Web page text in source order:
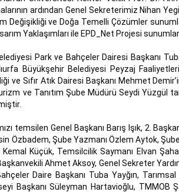
ardından Genel Sekreterimiz Nihan
Değişikliği ve Doğa Temelli Çözümler
Yaklaşımları ile EPD_Net Projesi
Park ve Bahçeler Dairesi Başkanı
Büyükşehir Belediyesi Peyzaj
ve Sıfır Atık Dairesi Başkanı Mehmet
ve Tanıtım Şube Müdürü Seydi Yüzgül
temsilen Genel Başkanı Barış Işık, 2.
Özbadem, Şube Yazmanı Özlem Aytok,
Küçük, Temsilcilik Saymanı Elvan
Ahmet Aksoy, Genel Sekreter
Daire Başkanı Tuba Yayğın,
Başkanı Süleyman Hartavioğlu, TMMOB